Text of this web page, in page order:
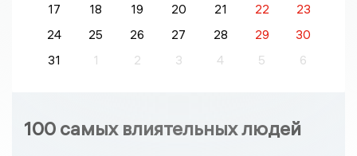
17
18 19 20 21 22
23
24
25 26 27 28 29
30
31
1 2 3 4 5 6
100 самых влиятельных людей